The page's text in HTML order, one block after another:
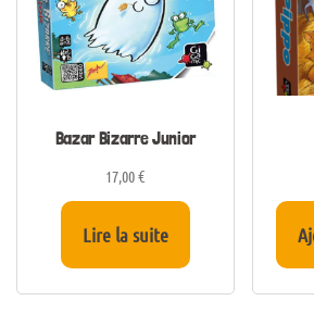
Bazar Bizarre Junior
17,00€
Lire la suite